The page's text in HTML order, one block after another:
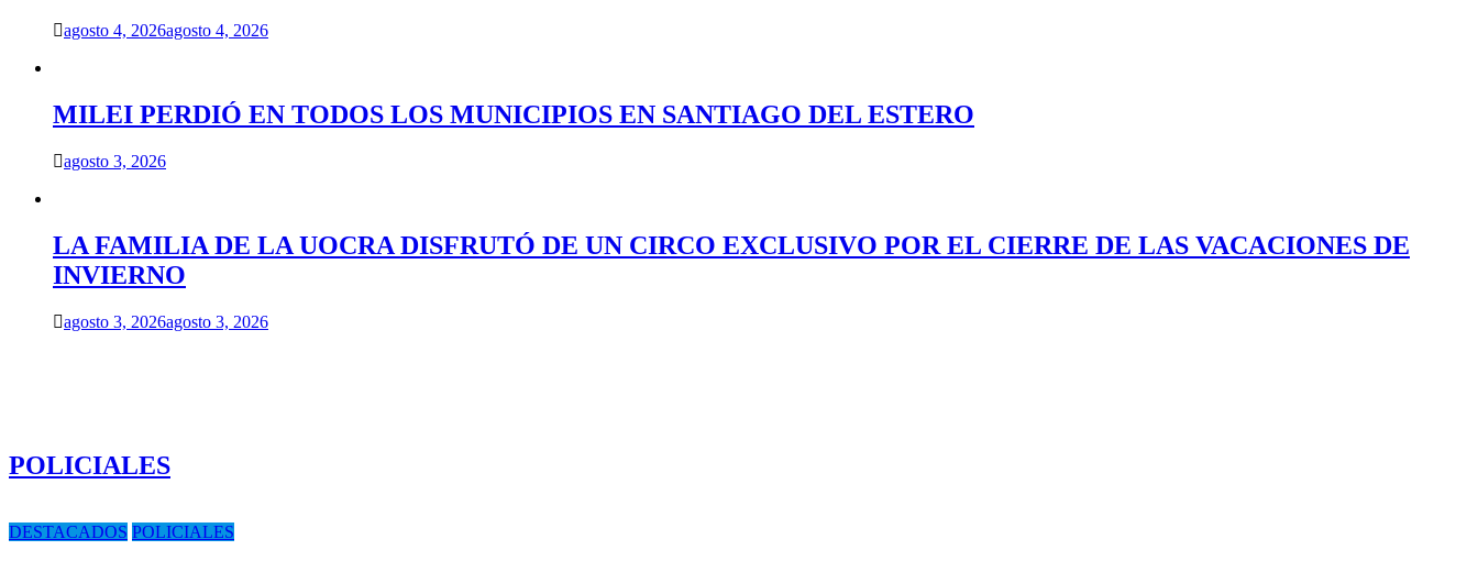
agosto 4, 2026agosto 4, 2026
MILEI PERDIÓ EN TODOS LOS MUNICIPIOS EN SANTIAGO DEL ESTERO
agosto 3, 2026
LA FAMILIA DE LA UOCRA DISFRUTÓ DE UN CIRCO EXCLUSIVO POR EL CIERRE DE LAS VACACIONES DE
INVIERNO
agosto 3, 2026agosto 3, 2026
POLICIALES
DESTACADOS POLICIALES